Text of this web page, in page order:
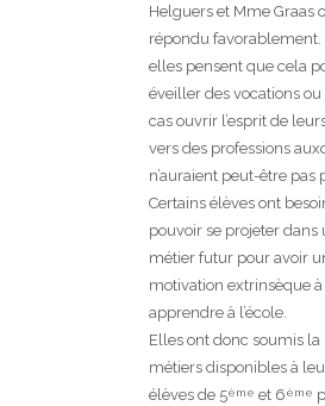
Helguers et Mme Graas
répondu favorablement.
elles pensent que cela
éveiller des vocations ou
cas ouvrir l’esprit de
vers des professions
n’auraient peut-être pas
Certains élèves ont
pouvoir se projeter dans
métier futur pour avoir
motivation extrinsèque à
apprendre à l’école.
Elles ont donc soumis la
métiers disponibles à
élèves de 5ème et 6ème